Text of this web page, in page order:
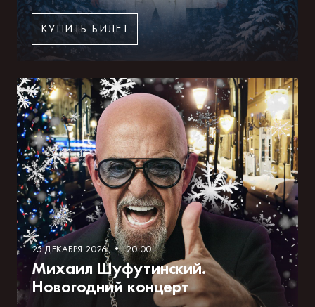
КУПИТЬ БИЛЕТ
25 ДЕКАБРЯ 2026 • 20:00
Михаил Шуфутинский.
Новогодний концерт